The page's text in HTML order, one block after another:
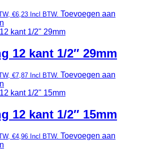
€6,23 Incl BTW. Toevoegen aan
12 kant 1/2″ 29mm
€7,87 Incl BTW. Toevoegen aan
12 kant 1/2″ 15mm
€4,96 Incl BTW. Toevoegen aan